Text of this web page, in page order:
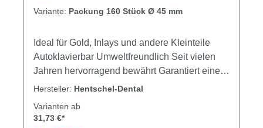
Variante: Packung 160 Stück Ø 45 mm
Ideal für Gold, Inlays und andere Kleinteile
Autoklavierbar Umweltfreundlich Seit vielen
Jahren hervorragend bewährt Garantiert einen
enorm hohen Spareffekt Ø: ca. 45 mm Inhalt
Hersteller: Hentschel-Dental
Varianten ab
31,73 €*